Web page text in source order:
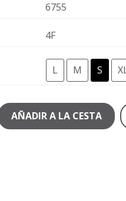
6755
4F
L M S
AÑADIR A LA CESTA